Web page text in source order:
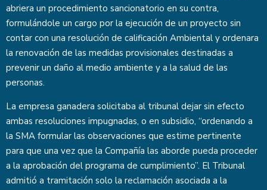
abriera un procedimiento sancionatorio en su contra,
formulándole un cargo por la ejecución de un proyecto sin
contar con una resolución de calificación Ambiental y ordenara
la renovación de las medidas provisionales destinadas a
prevenir un daño al medio ambiente y a la salud de las
personas.
La empresa ganadera solicitaba al tribunal dejar sin efecto
ambas resoluciones impugnadas, o en subsidio, “ordenando a
la SMA formular las observaciones que estime pertinente
para que una vez que la Compañía las aborde pueda proceder
a la aprobación del programa de cumplimiento”. El Tribunal
admitió a tramitación solo la reclamación asociada a la